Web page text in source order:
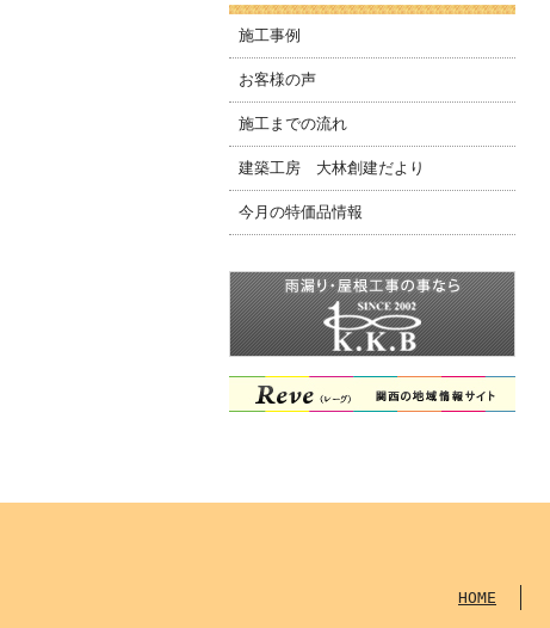
施工事例
お客様の声
施工までの流れ
建築工房 大林創建だより
今月の特価品情報
HOME